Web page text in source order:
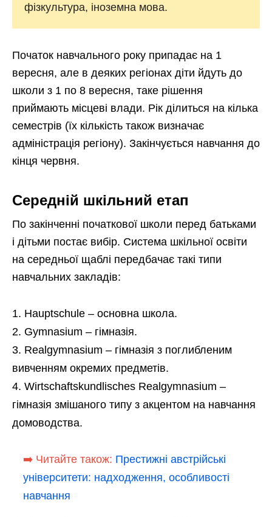
фізкультура, іноземна мова.
Початок навчального року припадає на 1
вересня, але в деяких регіонах діти йдуть до
школи з 1 по 8 вересня, таке рішення
приймають місцеві влади. Рік ділиться на кілька
семестрів (їх кількість також визначає
адміністрація регіону). Закінчується навчання до
кінця червня.
Середній шкільний етап
По закінченні початкової школи перед батьками
і дітьми постає вибір. Система шкільної освіти
на середньої щаблі передбачає такі типи
навчальних закладів:
Hauptschule – основна школа.
Gymnasium – гімназія.
Realgymnasium – гімназія з поглибленим
вивченням окремих предметів.
Wirtschaftskundlisches Realgymnasium –
гімназія змішаного типу з акцентом на навчання
домоводства.
➡️ Читайте також: Престижні австрійські
університети: надходження, особливості
навчання